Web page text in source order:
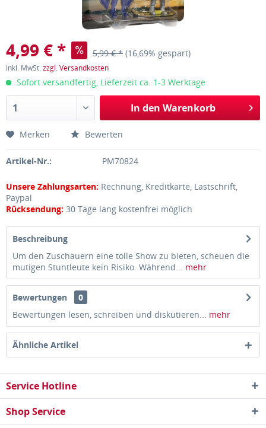
4,99 € * 5,99 € * (16,69% gespart)
inkl. MwSt.zzgl. Versandkosten
Sofort versandfertig, Lieferzeit ca. 1-3 Werktage
In den Warenkorb
Merken Bewerten
Artikel-Nr.: PM70824
Unsere Zahlungsarten: Rechnung, Kreditkarte, Lastschrift,
Paypal
Rücksendung: 30 Tage lang kostenfrei möglich
Beschreibung
Um den Zuschauern eine tolle Show zu bieten, scheuen die
mutigen Stuntleute kein Risiko. Während... mehr
Bewertungen
0
Bewertungen lesen, schreiben und diskutieren... mehr
Ähnliche Artikel
Service Hotline
Shop Service